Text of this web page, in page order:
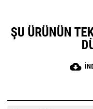
ŞU ÜRÜNÜN
cloud_download